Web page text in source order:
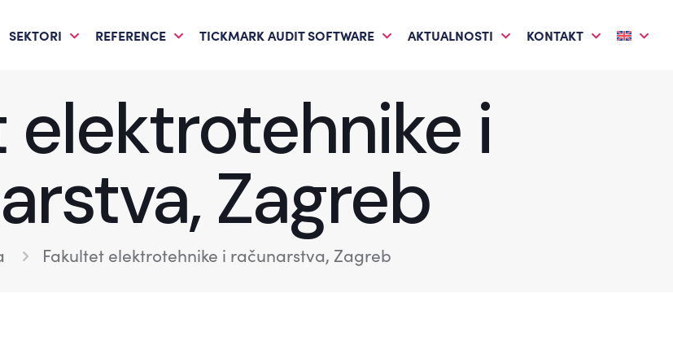
SEKTORI REFERENCE TICKMARK AUDIT SOFTWARE AKTUALNOSTI KONTAKT
elektrotehnike i
Zagreb
Fakultet elektrotehnike i računarstva, Zagreb